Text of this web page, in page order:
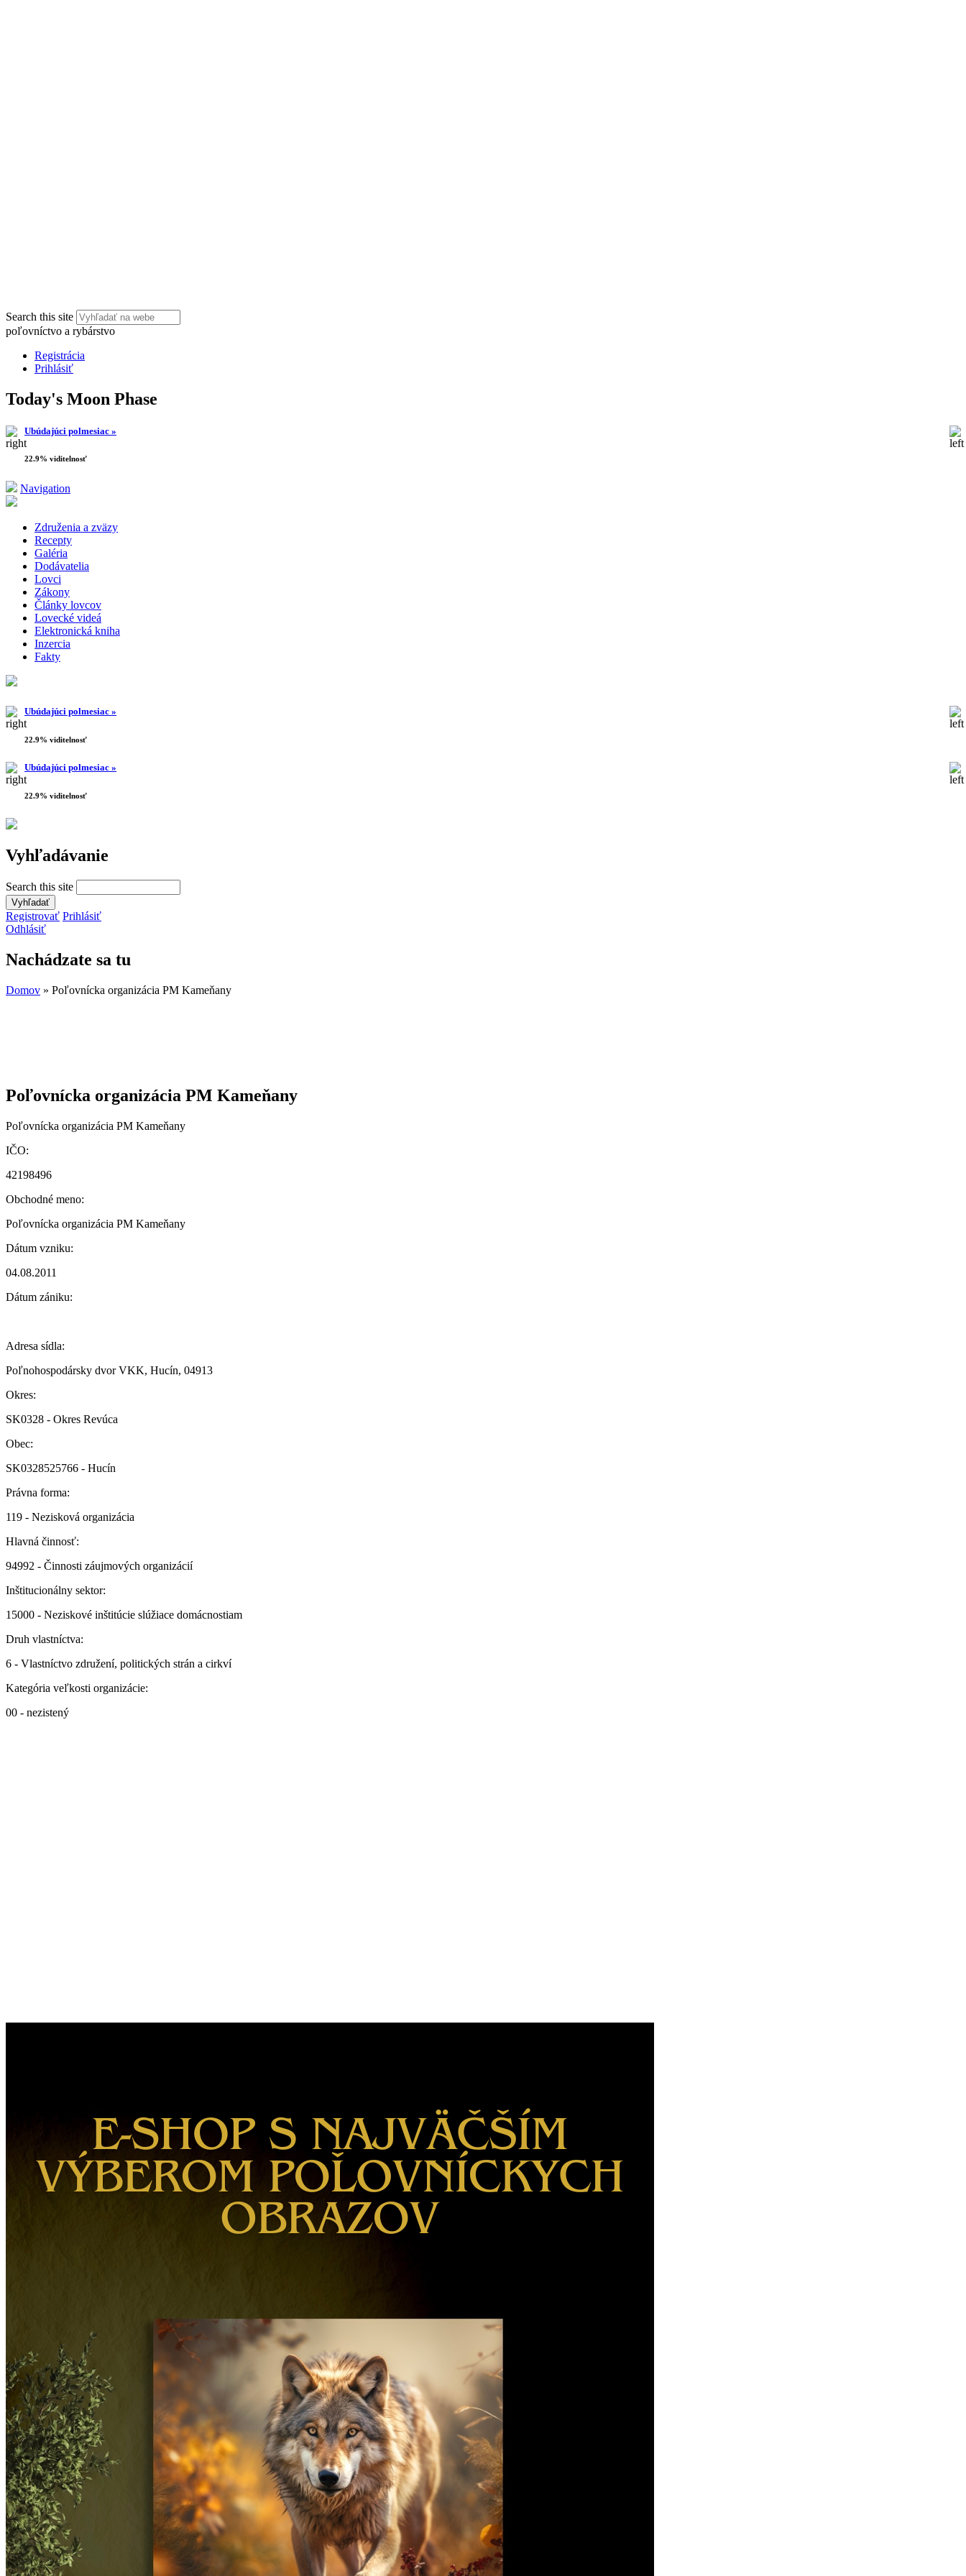
Search this site
poľovníctvo a rybárstvo
Registrácia
Prihlásiť
Today's Moon Phase
Ubúdajúci polmesiac »
22.9% viditelnosť
Navigation
Združenia a zväzy
Recepty
Galéria
Dodávatelia
Lovci
Zákony
Články lovcov
Lovecké videá
Elektronická kniha
Inzercia
Fakty
Ubúdajúci polmesiac »
22.9% viditelnosť
Ubúdajúci polmesiac »
22.9% viditelnosť
Vyhľadávanie
Search this site
Registrovať Prihlásiť
Odhlásiť
Nachádzate sa tu
Domov » Poľovnícka organizácia PM Kameňany
Poľovnícka organizácia PM Kameňany
Poľovnícka organizácia PM Kameňany
IČO:
42198496
Obchodné meno:
Poľovnícka organizácia PM Kameňany
Dátum vzniku:
04.08.2011
Dátum zániku:
Adresa sídla:
Poľnohospodársky dvor VKK, Hucín, 04913
Okres:
SK0328 - Okres Revúca
Obec:
SK0328525766 - Hucín
Právna forma:
119 - Nezisková organizácia
Hlavná činnosť:
94992 - Činnosti záujmových organizácií
Inštitucionálny sektor:
15000 - Neziskové inštitúcie slúžiace domácnostiam
Druh vlastníctva:
6 - Vlastníctvo združení, politických strán a cirkví
Kategória veľkosti organizácie:
00 - nezistený